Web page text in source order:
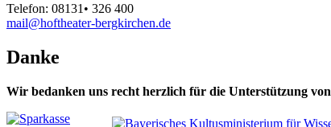
Telefon: 08131• 326 400
mail@hoftheater-bergkirchen.de
Danke
Wir bedanken uns recht herzlich für die Unterstützung von